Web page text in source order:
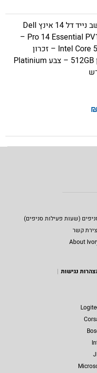
מציאון - מחשב נייד דל 14 אינץ Dell
Pro 14 Essential PV14250-5271 –
מעבד Intel Core 5 120U – זכרון
16GB – כונן 512GB – צבע Platinium
₪
(שעות פעילות סניפים)
קשר
About
נגישות